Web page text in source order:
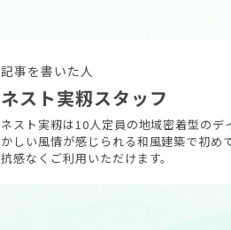
記事を書いた人
ネスト実籾スタッフ
ネスト実籾は10人定員の地域密着型の
かしい風情が感じられる和風建築で初め
抗感なくご利用いただけます。